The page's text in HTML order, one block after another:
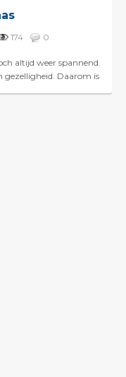
174 0
altijd weer spannend.
gezelligheid. Daarom is